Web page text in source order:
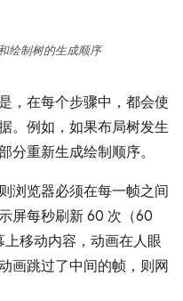
绘制树的生成顺序
，在每个步骤中，都会使
。例如，如果布局树发生
分重新生成绘制顺序。
浏览器必须在每一帧之间
屏每秒刷新 60 次（60
移动内容，动画在人眼
画跳过了中间的帧，则网